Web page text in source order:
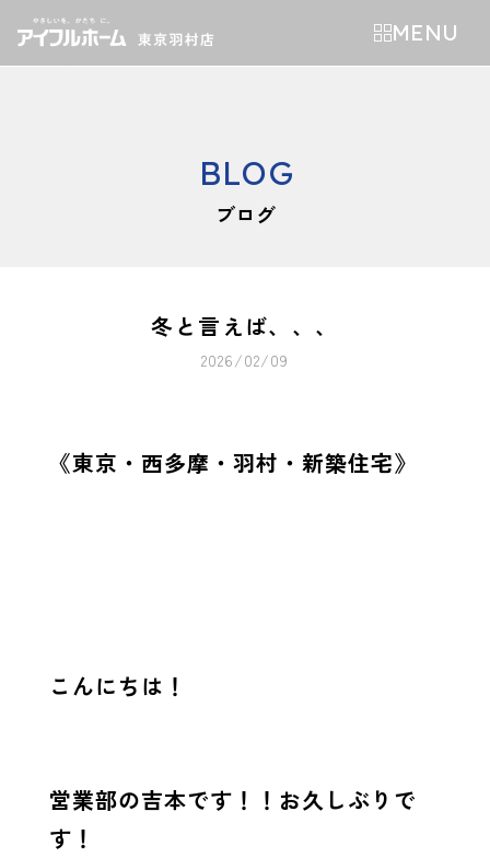
MENU
BLOG
ブログ
冬と言えば、、、
2026/02/09
《東京・西多摩・羽村・新築住宅》
こんにちは！
営業部の吉本です！！お久しぶりで
す！